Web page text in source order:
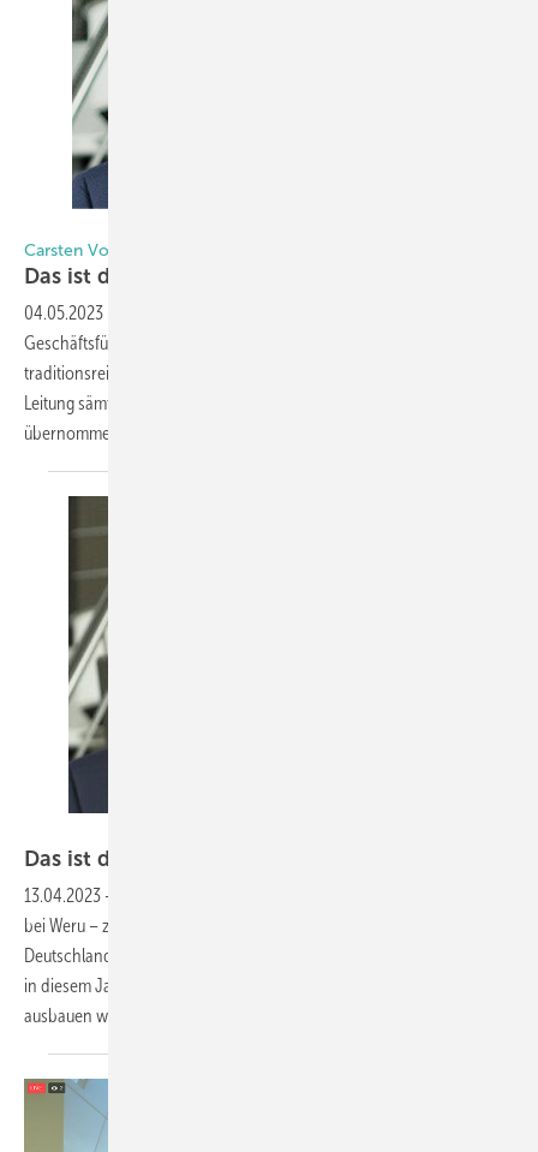
Carsten Vo ß
Das ist der neue Mann an der
04.05.2023
Geschäftsführer der Weru Group alle vertrieblichen Aktivitäten des
traditionsreichen Fenster- und Haustürherstellers. Er hat zugleich die
Leitung sämtlicher Vertriebsaktivitäten von Dovista in Deutschland
übernommen. Vor seinem Wechsel sammelte Voß
Das ist der neue Mann an der
13.04.2023 -
bei Weru – zugleich hat er die Vertriebsaktivitäten von Dovista in
Deutschland übernommen. Er berichtet, mit welchen Produkten Weru
in diesem Jahr auftrumpfen und wie man die Marktführerschaft weiter
ausbauen will.